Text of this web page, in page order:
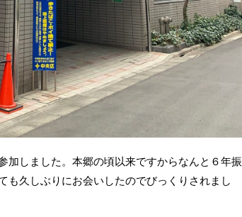
加しました。本郷の頃以来ですからなんと６年振
も久しぶりにお会いしたのでびっくりされまし